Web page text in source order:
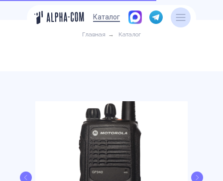
Каталог
Главная → Каталог